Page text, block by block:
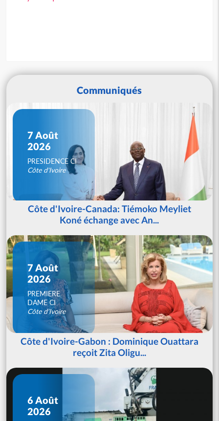
Communiqués
7 Août
2026
PRESIDENCE CI
Côte d'Ivoire
Côte d'Ivoire-Canada: Tiémoko Meyliet
Koné échange avec An...
7 Août
2026
PREMIERE
DAME CI
Côte d'Ivoire
Côte d'Ivoire-Gabon : Dominique Ouattara
reçoit Zita Oligu...
6 Août
2026